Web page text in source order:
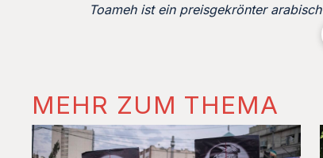
Toameh ist ein preisgekrönter
MEHR ZUM THEMA